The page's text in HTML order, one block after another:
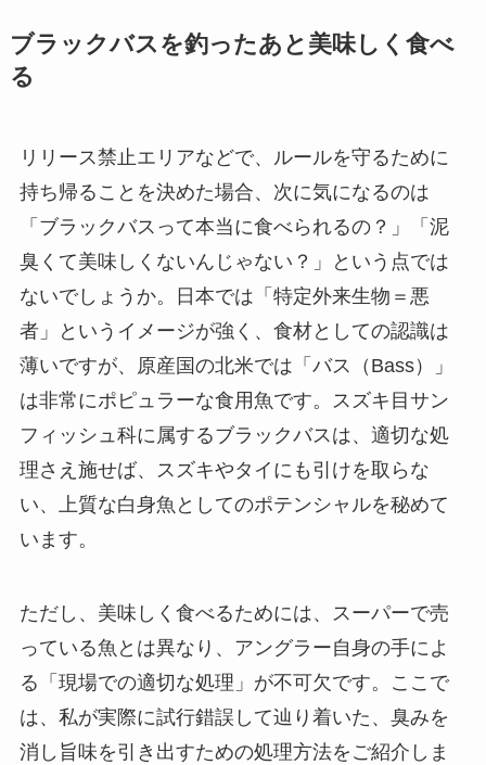
ブラックバスを釣ったあと美味しく食べ
る
リリース禁止エリアなどで、ルールを守るために
持ち帰ることを決めた場合、次に気になるのは
「ブラックバスって本当に食べられるの？」「泥
臭くて美味しくないんじゃない？」という点では
ないでしょうか。日本では「特定外来生物＝悪
者」というイメージが強く、食材としての認識は
薄いですが、原産国の北米では「バス（Bass）」
は非常にポピュラーな食用魚です。スズキ目サン
フィッシュ科に属するブラックバスは、適切な処
理さえ施せば、スズキやタイにも引けを取らな
い、上質な白身魚としてのポテンシャルを秘めて
います。
ただし、美味しく食べるためには、スーパーで売
っている魚とは異なり、アングラー自身の手によ
る「現場での適切な処理」が不可欠です。ここで
は、私が実際に試行錯誤して辿り着いた、臭みを
消し旨味を引き出すための処理方法をご紹介しま